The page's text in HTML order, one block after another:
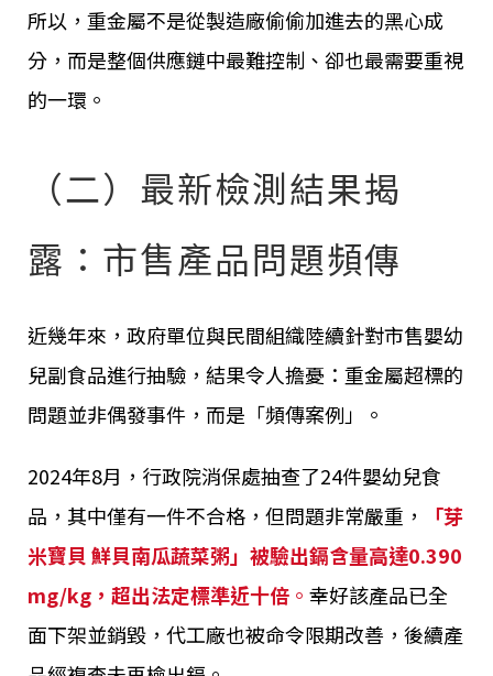
所以，重金屬不是從製造廠偷偷加進去的黑心成
分，而是整個供應鏈中最難控制、卻也最需要重視
的一環。
（二）最新檢測結果揭
露：市售產品問題頻傳
近幾年來，政府單位與民間組織陸續針對市售嬰幼
兒副食品進行抽驗，結果令人擔憂：重金屬超標的
問題並非偶發事件，而是「頻傳案例」。
2024年8月，行政院消保處抽查了24件嬰幼兒食
品，其中僅有一件不合格，但問題非常嚴重，
「芽
米寶貝 鮮貝南瓜蔬菜粥」被驗出鎘含量高達0.390
mg/kg，超出法定標準近十倍 。 幸好該產品已全
面下架並銷毀，代工廠也被命令限期改善，後續產